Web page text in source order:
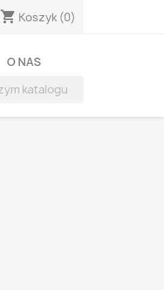
shopping_cart Koszyk (0)
O NAS